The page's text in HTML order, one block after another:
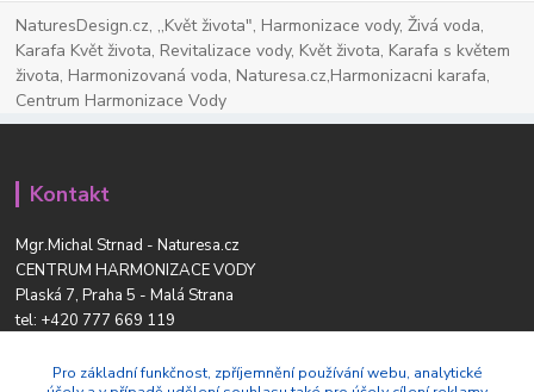
NaturesDesign.cz, ,,Květ života", Harmonizace vody, Živá voda,
Karafa Květ života, Revitalizace vody, Květ života, Karafa s květem
života, Harmonizovaná voda, Naturesa.cz,Harmonizacni karafa,
Centrum Harmonizace Vody
Kontakt
Mgr.Michal Strnad - Naturesa.cz
CENTRUM HARMONIZACE VODY
Plaská 7, Praha 5 - Malá Strana
tel: +420 777 669 119
naturesa@email.cz
Pro základní funkčnost, zpříjemnění používání webu, analytické